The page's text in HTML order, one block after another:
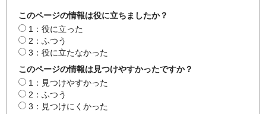
このページの情報は役に立ちましたか？
1：役に立った
2：ふつう
3：役に立たなかった
このページの情報は見つけやすかったですか？
1：見つけやすかった
2：ふつう
3：見つけにくかった